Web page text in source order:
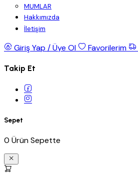
MUMLAR
Hakkımızda
İletişim
Giriş Yap / Üye Ol Favorilerim
Takip Et
Sepet
0 Ürün Sepette